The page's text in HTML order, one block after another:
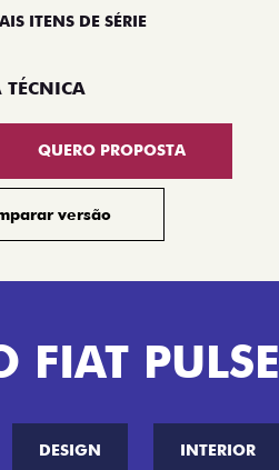
ITENS DE SÉRIE
TÉCNICA
QUERO PROPOSTA
versão
FIAT PULSE
DESIGN INTERIOR